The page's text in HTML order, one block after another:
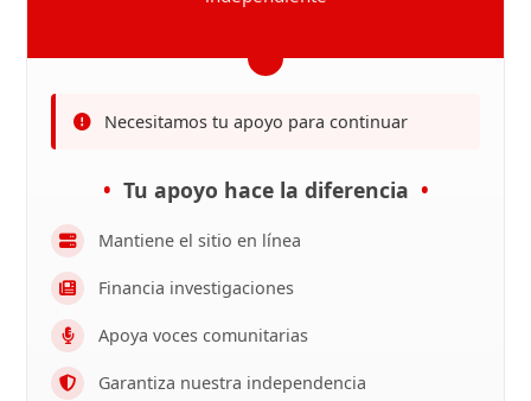
Necesitamos tu apoyo para continuar
Tu apoyo hace la diferencia
Mantiene el sitio en línea
Financia investigaciones
Apoya voces comunitarias
Garantiza nuestra independencia